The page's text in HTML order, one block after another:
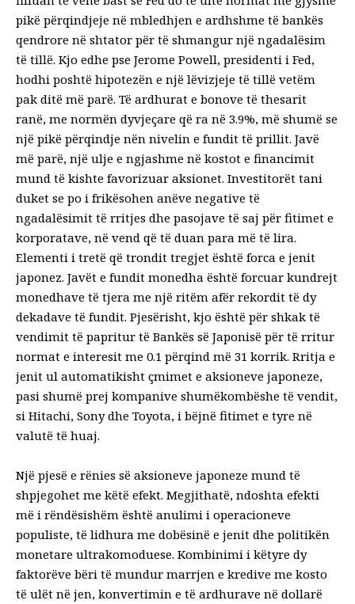
pikë përqindjeje në mbledhjen e ardhshme të bankës
qendrore në shtator për të shmangur një ngadalësim
të tillë. Kjo edhe pse Jerome Powell, presidenti i Fed,
hodhi poshtë hipotezën e një lëvizjeje të tillë vetëm
pak ditë më parë. Të ardhurat e bonove të thesarit
ranë, me normën dyvjeçare që ra në 3.9%, më shumë se
një pikë përqindje nën nivelin e fundit të prillit. Javë
më parë, një ulje e ngjashme në kostot e financimit
mund të kishte favorizuar aksionet. Investitorët tani
duket se po i frikësohen anëve negative të
ngadalësimit të rritjes dhe pasojave të saj për fitimet e
korporatave, në vend që të duan para më të lira.
Elementi i tretë që trondit tregjet është forca e jenit
japonez. Javët e fundit monedha është forcuar kundrejt
monedhave të tjera me një ritëm afër rekordit të dy
dekadave të fundit. Pjesërisht, kjo është për shkak të
vendimit të papritur të Bankës së Japonisë për të rritur
normat e interesit me 0.1 përqind më 31 korrik. Rritja e
jenit ul automatikisht çmimet e aksioneve japoneze,
pasi shumë prej kompanive shumëkombëshe të vendit,
si Hitachi, Sony dhe Toyota, i bëjnë fitimet e tyre në
valutë të huaj.
Një pjesë e rënies së aksioneve japoneze mund të
shpjegohet me këtë efekt. Megjithatë, ndoshta efekti
më i rëndësishëm është anulimi i operacioneve
populiste, të lidhura me dobësinë e jenit dhe politikën
monetare ultrakomoduese. Kombinimi i këtyre dy
faktorëve bëri të mundur marrjen e kredive me kosto
të ulët në jen, konvertimin e të ardhurave në dollarë